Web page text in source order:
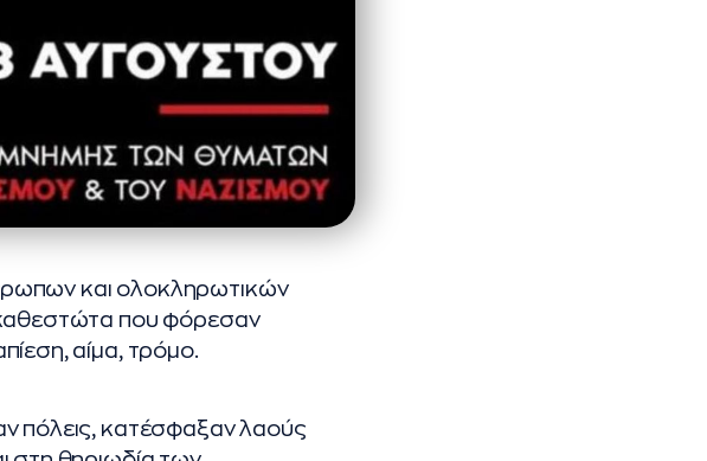
και ολοκληρωτικών
καθεστώτα που φόρεσαν
αίμα, τρόμο.
πόλεις, κατέσφαξαν λαούς